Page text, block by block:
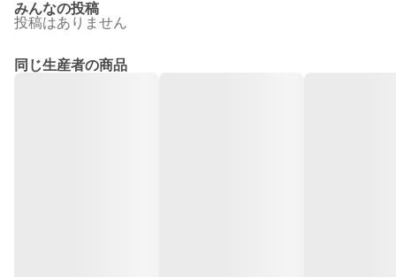
みんなの投稿
投稿はありません
同じ生産者の商品